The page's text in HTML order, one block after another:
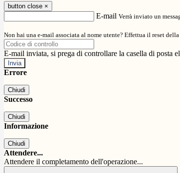
button close ×
E-mail Verrà inviato un
Non hai una e-mail associata al nome utente? Effettua il reset
E-mail inviata, si prega di controllare la casella di posta
Errore
Chiudi
Successo
Chiudi
Informazione
Chiudi
Attendere...
Attendere il completamento dell'operazione...